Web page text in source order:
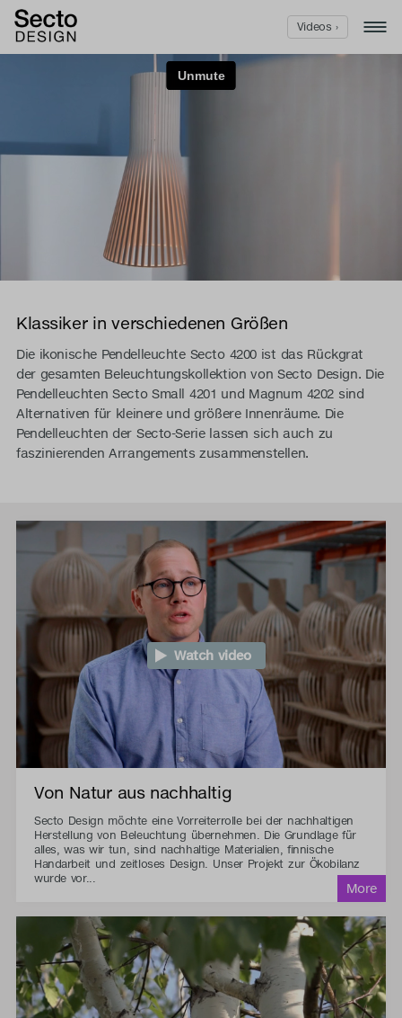
Klassiker in verschiedenen Größen
Die ikonische Pendelleuchte Secto 4200 ist das Rückgrat
der gesamten Beleuchtungskollektion von Secto Design. Die
Pendelleuchten Secto Small 4201 und Magnum 4202 sind
Alternativen für kleinere und größere Innenräume. Die
Pendelleuchten der Secto-Serie lassen sich auch zu
faszinierenden Arrangements zusammenstellen.
Watch video
Von Natur aus nachhaltig
Secto Design möchte eine Vorreiterrolle bei der nachhaltigen
Herstellung von Beleuchtung übernehmen. Die Grundlage für
alles, was wir tun, sind nachhaltige Materialien, finnische
Handarbeit und zeitloses Design. Unser Projekt zur Ökobilanz
wurde vor...
Videos ›